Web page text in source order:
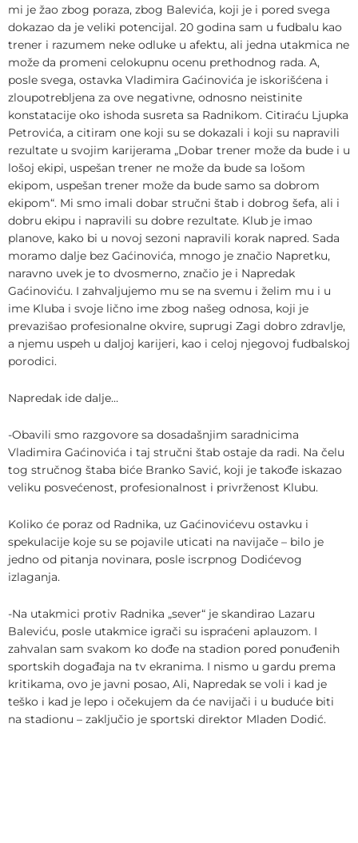
mi je žao zbog poraza, zbog Balevića, koji je i pored svega
dokazao da je veliki potencijal. 20 godina sam u fudbalu kao
trener i razumem neke odluke u afektu, ali jedna utakmica ne
može da promeni celokupnu ocenu prethodnog rada. A,
posle svega, ostavka Vladimira Gaćinovića je iskorišćena i
zloupotrebljena za ove negativne, odnosno neistinite
konstatacije oko ishoda susreta sa Radnikom. Citiraću Ljupka
Petrovića, a citiram one koji su se dokazali i koji su napravili
rezultate u svojim karijerama „Dobar trener može da bude i u
lošoj ekipi, uspešan trener ne može da bude sa lošom
ekipom, uspešan trener može da bude samo sa dobrom
ekipom“. Mi smo imali dobar stručni štab i dobrog šefa, ali i
dobru ekipu i napravili su dobre rezultate. Klub je imao
planove, kako bi u novoj sezoni napravili korak napred. Sada
moramo dalje bez Gaćinovića, mnogo je značio Napretku,
naravno uvek je to dvosmerno, značio je i Napredak
Gaćinoviću. I zahvaljujemo mu se na svemu i želim mu i u
ime Kluba i svoje lično ime zbog našeg odnosa, koji je
prevazišao profesionalne okvire, suprugi Zagi dobro zdravlje,
a njemu uspeh u daljoj karijeri, kao i celoj njegovoj fudbalskoj
porodici.
Napredak ide dalje…
-Obavili smo razgovore sa dosadašnjim saradnicima
Vladimira Gaćinovića i taj stručni štab ostaje da radi. Na čelu
tog stručnog štaba biće Branko Savić, koji je takođe iskazao
veliku posvećenost, profesionalnost i privrženost Klubu.
Koliko će poraz od Radnika, uz Gaćinovićevu ostavku i
spekulacije koje su se pojavile uticati na navijače – bilo je
jedno od pitanja novinara, posle iscrpnog Dodićevog
izlaganja.
-Na utakmici protiv Radnika „sever“ je skandirao Lazaru
Baleviću, posle utakmice igrači su ispraćeni aplauzom. I
zahvalan sam svakom ko dođe na stadion pored ponuđenih
sportskih događaja na tv ekranima. I nismo u gardu prema
kritikama, ovo je javni posao, Ali, Napredak se voli i kad je
teško i kad je lepo i očekujem da će navijači i u buduće biti
na stadionu – zaključio je sportski direktor Mladen Dodić.